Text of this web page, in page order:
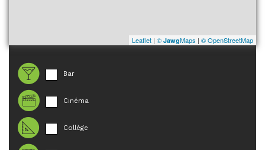
Leaflet | © JawgMaps | © OpenStreetMap
Bar
Cinéma
Collège